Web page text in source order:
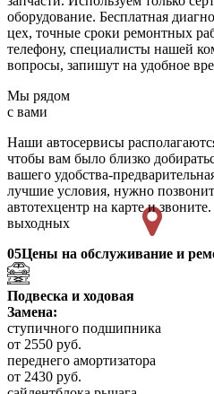
оборудование. Бесплатная
цех, точные сроки ремонтных
телефону, специалисты нашей
вопросы, запишут на удобное
Мы рядом
с вами
Наши автосервисы
чтобы вам было близко
вашего удобства-
лучшие условия, нужно
автотехцентр на карте и
выходных
05Цены на обслуживание и
Подвеска и ходовая
Замена:
ступичного подшипника
от 2550 руб.
переднего амортизатора
от 2430 руб.